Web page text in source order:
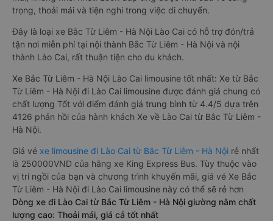
trọng, thoải mái và tiện nghi trong việc di chuyển.
Đây là loại xe Bắc Từ Liêm - Hà Nội Lào Cai có hỗ trợ đón/trả
tận nơi miễn phí tại nội thành Bắc Từ Liêm - Hà Nội và nội
thành Lào Cai, rất thuận tiện cho du khách.
Xe Bắc Từ Liêm - Hà Nội Lào Cai limousine tốt nhất: Xe từ Bắc
Từ Liêm - Hà Nội đi Lào Cai limousine được đánh giá chung có
chất lượng Tốt với điểm đánh giá trung bình từ 4.4/5 dựa trên
4126 phản hồi của hành khách Xe về Lào Cai từ Bắc Từ Liêm -
Hà Nội.
Giá vé xe limousine đi Lào Cai từ Bắc Từ Liêm - Hà Nội rẻ nhất
là 250000VND của hãng xe King Express Bus. Tùy thuộc vào
vị trí ngồi của bạn và chương trình khuyến mãi, giá vé Xe Bắc
Từ Liêm - Hà Nội đi Lào Cai limousine này có thể sẽ rẻ hơn
Dòng xe đi Lào Cai từ Bắc Từ Liêm - Hà Nội giường nằm chất
lượng cao: Thoải mái, giá cả tốt nhất